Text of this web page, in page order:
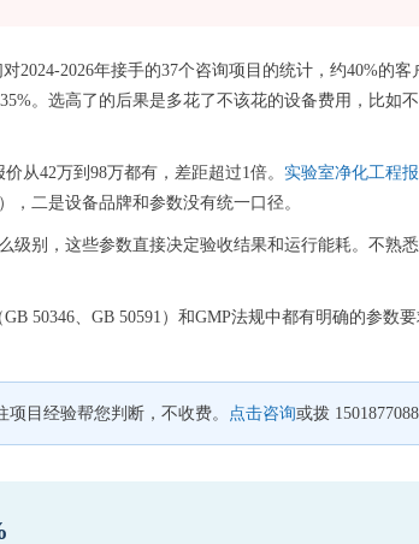
2024-2026年接手的37个咨询项目的统计，约40%的客
。选高了的后果是多花了不该花的设备费用，比如
从42万到98万都有，差距超过1倍。 实验室净化工程
二是设备品牌和参数没有统一口径。
别，这些参数直接决定验收结果和运行能耗。不熟
50346、GB 50591）和GMP法规中都有明确的参数
目经验帮您判断，不收费。 点击咨询或拨